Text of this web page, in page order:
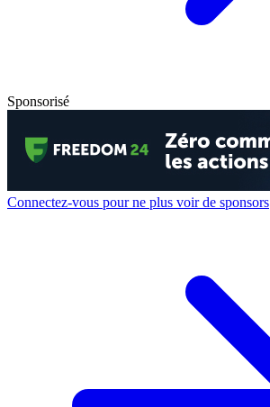
Sponsorisé
Connectez-vous pour ne plus voir de sponsors